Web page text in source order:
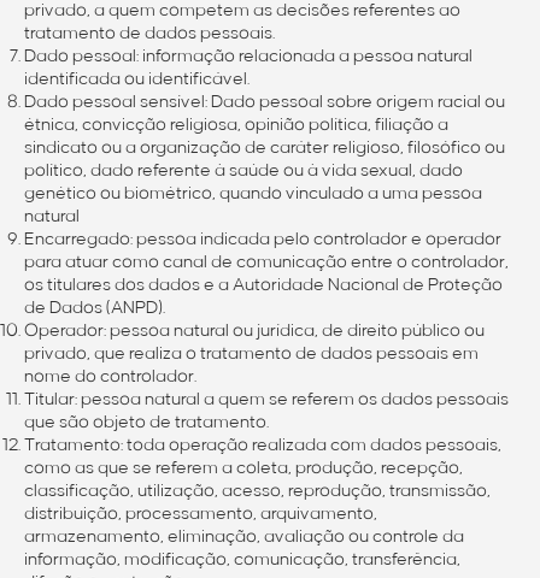
privado, a quem competem as decisões referentes ao
tratamento de dados pessoais.
Dado pessoal: informação relacionada a pessoa natural
identificada ou identificável.
Dado pessoal sensível: Dado pessoal sobre origem racial ou
étnica, convicção religiosa, opinião política, filiação a
sindicato ou a organização de caráter religioso, filosófico ou
político, dado referente à saúde ou à vida sexual, dado
genético ou biométrico, quando vinculado a uma pessoa
natural
Encarregado: pessoa indicada pelo controlador e operador
para atuar como canal de comunicação entre o controlador,
os titulares dos dados e a Autoridade Nacional de Proteção
de Dados (ANPD).
Operador: pessoa natural ou jurídica, de direito público ou
privado, que realiza o tratamento de dados pessoais em
nome do controlador.
Titular: pessoa natural a quem se referem os dados pessoais
que são objeto de tratamento.
Tratamento: toda operação realizada com dados pessoais,
como as que se referem a coleta, produção, recepção,
classificação, utilização, acesso, reprodução, transmissão,
distribuição, processamento, arquivamento,
armazenamento, eliminação, avaliação ou controle da
informação, modificação, comunicação, transferência,